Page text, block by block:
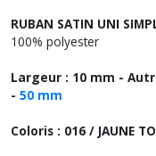
RUBAN SATIN UNI
100% polyester
Largeur : 10 mm -
- 50 mm
Coloris : 016 / JAUNE